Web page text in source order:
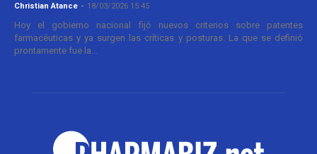
Christian Atance - 18/03/2026 15:45
Hoy el gobierno nacional fijó nuevos criterios sobre patentes
farmacéuticas y ya surgen las críticas y posturas. La que se definió
prontamente fue la...